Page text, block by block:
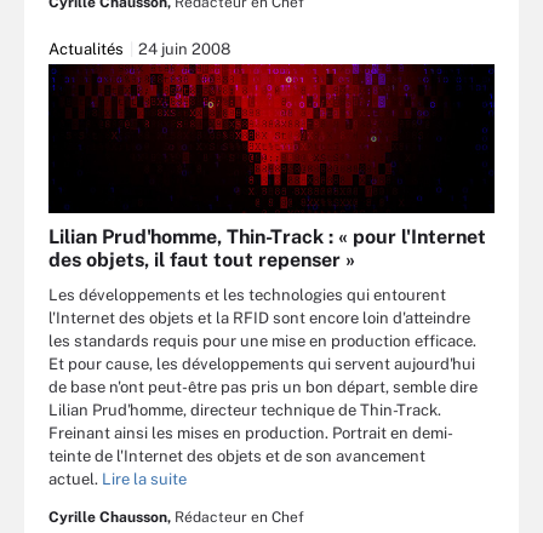
Actualités 24 juin 2008
Lilian Prud'homme, Thin-Track : « pour l'Internet
des objets, il faut tout repenser »
Les développements et les technologies qui entourent
l'Internet des objets et la RFID sont encore loin d'atteindre
les standards requis pour une mise en production efficace.
Et pour cause, les développements qui servent aujourd'hui
de base n'ont peut-être pas pris un bon départ, semble dire
Lilian Prud'homme, directeur technique de Thin-Track.
Freinant ainsi les mises en production. Portrait en demi-
teinte de l'Internet des objets et de son avancement
actuel. Lire la suite
Cyrille Chausson, Rédacteur en Chef